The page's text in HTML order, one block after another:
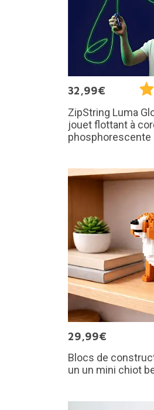
32,99€
ZipString Luma
jouet flottant à
phosphorescente
29,99€
Blocs de
un un mini chiot